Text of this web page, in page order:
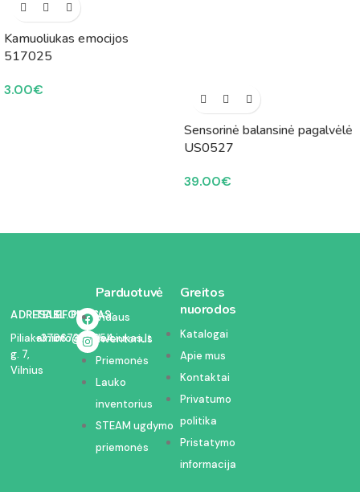
Kamuoliukas emocijos
517025
3.00€
Sensorinė balansinė pagalvėlė
US0527
39.00€
ADRESAS:
Piliakalnio
g. 7,
Vilnius
TELEFONAS:
+37067350054
EL. PAŠTAS:
info@kodelciukas.lt
Parduotuvė
Vidaus
inventorius
Priemonės
Lauko
inventorius
STEAM ugdymo
priemonės
Greitos
nuorodos
Katalogai
Apie mus
Kontaktai
Privatumo
politika
Pristatymo
informacija